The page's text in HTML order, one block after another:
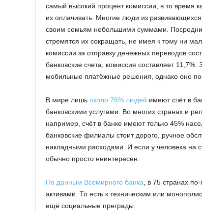
самый высокий процент комиссии, в то время
их оплачивать. Многие люди из
своим семьям небольшими суммами.
стремятся их сокращать, не имея к тому ни
комиссии за отправку денежных переводов
банковские счета, комиссия составляет
мобильные платёжные решения, однако оно
В мире лишь около 76% людей имеют счёт в
банковскими услугами. Во многих странах и
например, счёт в банке имеют только 45%
банковские филиалы стоит дорого, ручное
накладными расходами. И если у человека на
обычно просто неинтересен.
По данным Всемирного банка, в 75 странах
активами. То есть к техническим или
ещё социальные преграды.